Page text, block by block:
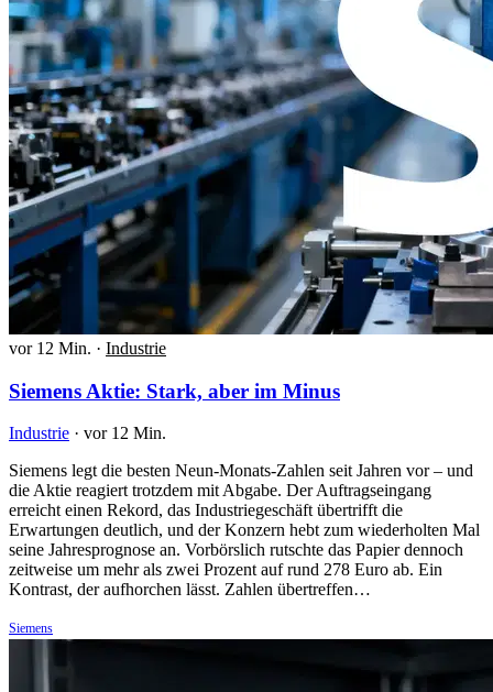
vor 12 Min. · Industrie
Siemens Aktie: Stark, aber im Minus
Industrie · vor 12 Min.
Siemens legt die besten Neun-Monats-Zahlen seit Jahren vor – und
die Aktie reagiert trotzdem mit Abgabe. Der Auftragseingang
erreicht einen Rekord, das Industriegeschäft übertrifft die
Erwartungen deutlich, und der Konzern hebt zum wiederholten Mal
seine Jahresprognose an. Vorbörslich rutschte das Papier dennoch
zeitweise um mehr als zwei Prozent auf rund 278 Euro ab. Ein
Kontrast, der aufhorchen lässt. Zahlen übertreffen…
Siemens